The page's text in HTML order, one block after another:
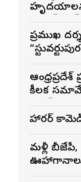
ప్రముఖ
కీలక
శాఖల
హారర్
మళ్లీ